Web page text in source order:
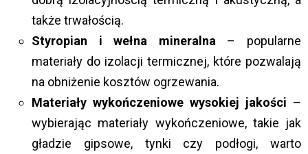
także trwałością.
Styropian i wełna mineralna – popularne
materiały do izolacji termicznej, które pozwalają
na obniżenie kosztów ogrzewania.
Materiały wykończeniowe wysokiej jakości –
wybierając materiały wykończeniowe, takie jak
gładzie gipsowe, tynki czy podłogi, warto